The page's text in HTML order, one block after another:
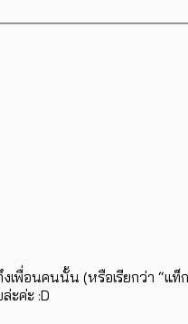
เพื่อนคนนั้น (หรือเรียกว่า “แ
ะค่ะ :D